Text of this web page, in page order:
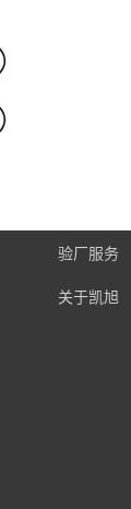
验厂服务
关于凯旭